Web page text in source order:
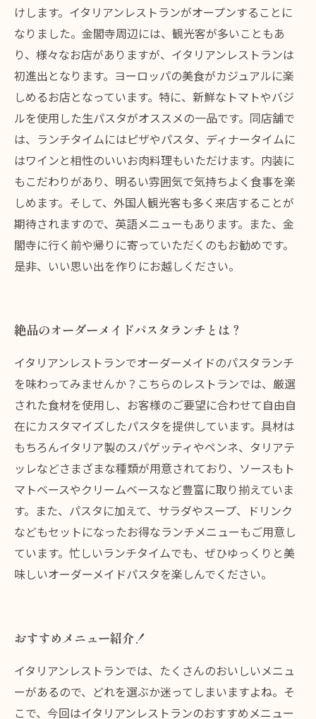
けします。イタリアンレストランがオープンすることに
なりました。金閣寺周辺には、観光客が多いこともあ
り、様々なお店がありますが、イタリアンレストランは
初進出となります。ヨーロッパの美食がカジュアルに楽
しめるお店となっています。特に、新鮮なトマトやバジ
ルを使用した生パスタがオススメの一品です。同店舗で
は、ランチタイムにはピザやパスタ、ディナータイムに
はワインと相性のいいお肉料理もいただけます。内装に
もこだわりがあり、明るい雰囲気で気持ちよく食事を楽
しめます。そして、外国人観光客も多く来店することが
期待されますので、英語メニューもあります。また、金
閣寺に行く前や帰りに寄っていただくのもお勧めです。
是非、いい思い出を作りにお越しください。
絶品のオーダーメイドパスタランチとは？
イタリアンレストランでオーダーメイドのパスタランチ
を味わってみませんか？こちらのレストランでは、厳選
された食材を使用し、お客様のご要望に合わせて自由自
在にカスタマイズしたパスタを提供しています。具材は
もちろんイタリア製のスパゲッティやペンネ、タリアテ
ッレなどさまざまな種類が用意されており、ソースもト
マトベースやクリームベースなど豊富に取り揃えていま
す。また、パスタに加えて、サラダやスープ、ドリンク
などもセットになったお得なランチメニューもご用意し
ています。忙しいランチタイムでも、ぜひゆっくりと美
味しいオーダーメイドパスタを楽しんでください。
おすすめメニュー紹介！
イタリアンレストランでは、たくさんのおいしいメニュ
ーがあるので、どれを選ぶか迷ってしまいますよね。そ
こで、今回はイタリアンレストランのおすすめメニュー